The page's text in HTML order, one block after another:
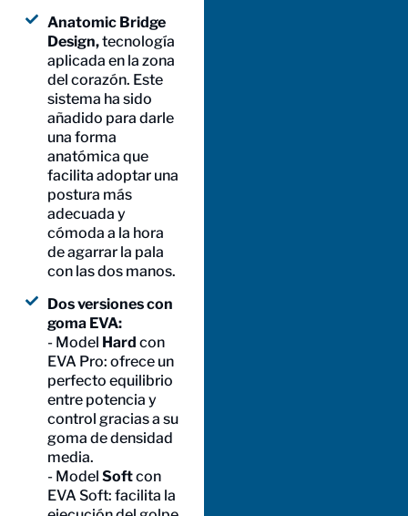
Anatomic Bridge
Design,tecnología
aplicada en la zona
del corazón. Este
sistema ha sido
añadido para darle
una forma
anatómica que
facilita adoptar una
postura más
adecuada y
cómoda a la hora
de agarrar la pala
con las dos manos.
Dos versiones con
goma EVA:
- Model Hard con
EVA Pro: ofrece un
perfecto equilibrio
entre potencia y
control gracias a su
goma de densidad
media.
- Model Softcon
EVA Soft: facilita la